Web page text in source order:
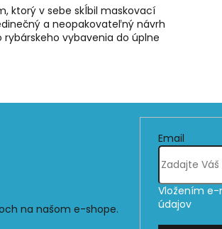
ktorý v sebe skĺbil maskovací
a neopakovateľný návrh
vybavenia do úplne
na našom e-shope.
Email
Vložením e-
údajov